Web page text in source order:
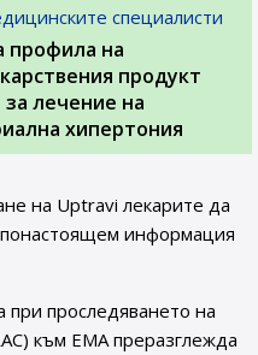
специалисти
профила на
продукт
лечение на
хипертония
на Uptravi лекарите да
информация
при проследяването на
към ЕМА преразглежда